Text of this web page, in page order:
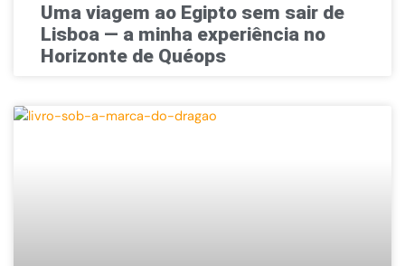
Uma viagem ao Egipto sem sair de
Lisboa — a minha experiência no
Horizonte de Quéops